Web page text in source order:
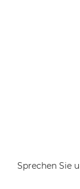
Sprechen Sie